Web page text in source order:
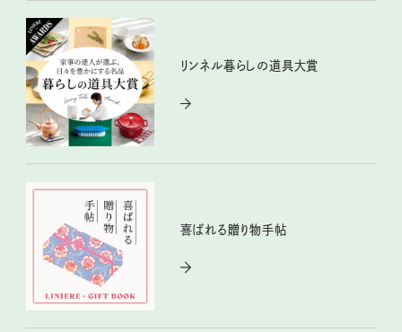
リンネル暮らしの道具大賞
喜ばれる贈り物手帖